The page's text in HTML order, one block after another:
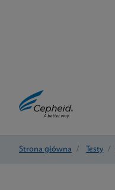
Strona główna / Testy /